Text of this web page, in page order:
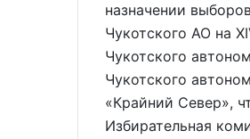
назначении
Чукотского АО на
Чукотского
Чукотского
«Крайний Север»,
Избирательная